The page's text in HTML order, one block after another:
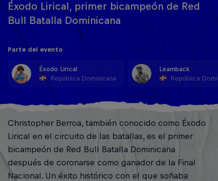
Éxodo Lirical, primer bicampeón de Red
Bull Batalla Dominicana
Parte del evento
Éxodo Lirical
República Dominicana
Leamback
República
Christopher Berroa, también conocido como Éxodo
Lirical en el circuito de las batallas, es el primer
bicampeón de Red Bull Batalla Dominicana
después de coronarse como ganador de la Final
Nacional. Un éxito histórico con el que soñaba